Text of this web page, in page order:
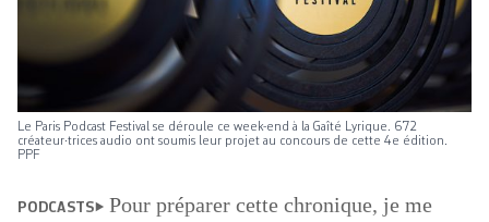
Le Paris Podcast Festival se déroule ce week-end à la Gaîté Lyrique. 672
créateur·trices audio ont soumis leur projet au concours de cette 4e édition.
PPF
PODCASTS
Pour préparer cette chronique, je me